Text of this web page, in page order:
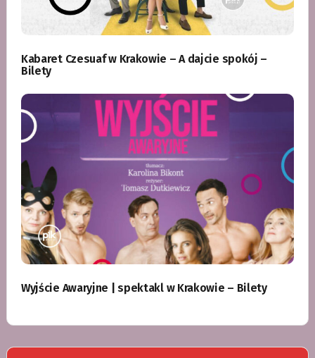
Kabaret Czesuaf w Krakowie – A dajcie spokój –
Bilety
Wyjście Awaryjne | spektakl w Krakowie – Bilety